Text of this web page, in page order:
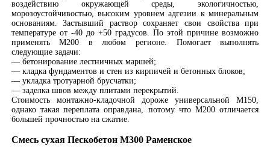
воздействию окружающей среды, экологичностью,
морозоустойчивостью, высоким уровнем адгезии к минеральным
основаниям. Застывший раствор сохраняет свои свойства при
температуре от -40 до +50 градусов. По этой причине возможно
применять М200 в любом регионе. Помогает выполнять
следующие задачи:
— бетонирование лестничных маршей;
— кладка фундаментов и стен из кирпичей и бетонных блоков;
— укладка тротуарной брусчатки;
— заделка швов между плитами перекрытий.
Стоимость монтажно-кладочной дороже универсальной М150,
однако такая переплата оправдана, потому что М200 отличается
большей прочностью на сжатие.
Смесь сухая Пескобетон М300 Раменское